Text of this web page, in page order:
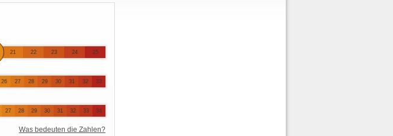
21 22 23 24 25
26 27 28 29 30 31 32 33
27 28 29 30 31 32 33 34
Was bedeuten die Zahlen?